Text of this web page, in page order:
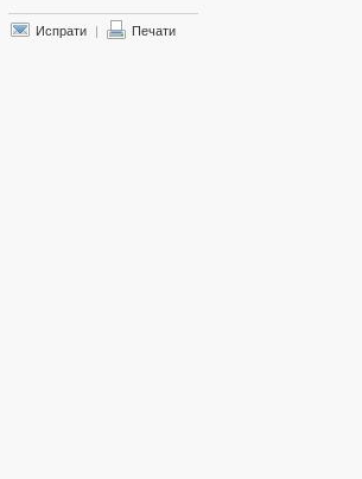
Испрати | Печати